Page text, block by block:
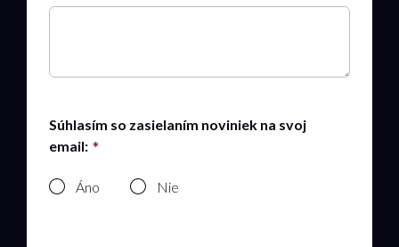
Súhlasím so zasielaním noviniek na svoj
email:
Áno Nie